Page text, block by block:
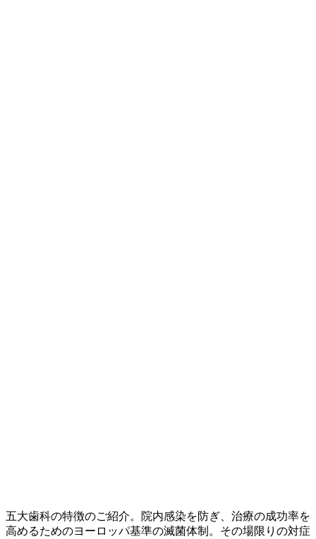
五大歯科の特徴のご紹介。院内感染を防ぎ、治療の成功率を
高めるためのヨーロッパ基準の滅菌体制。その場限りの対症